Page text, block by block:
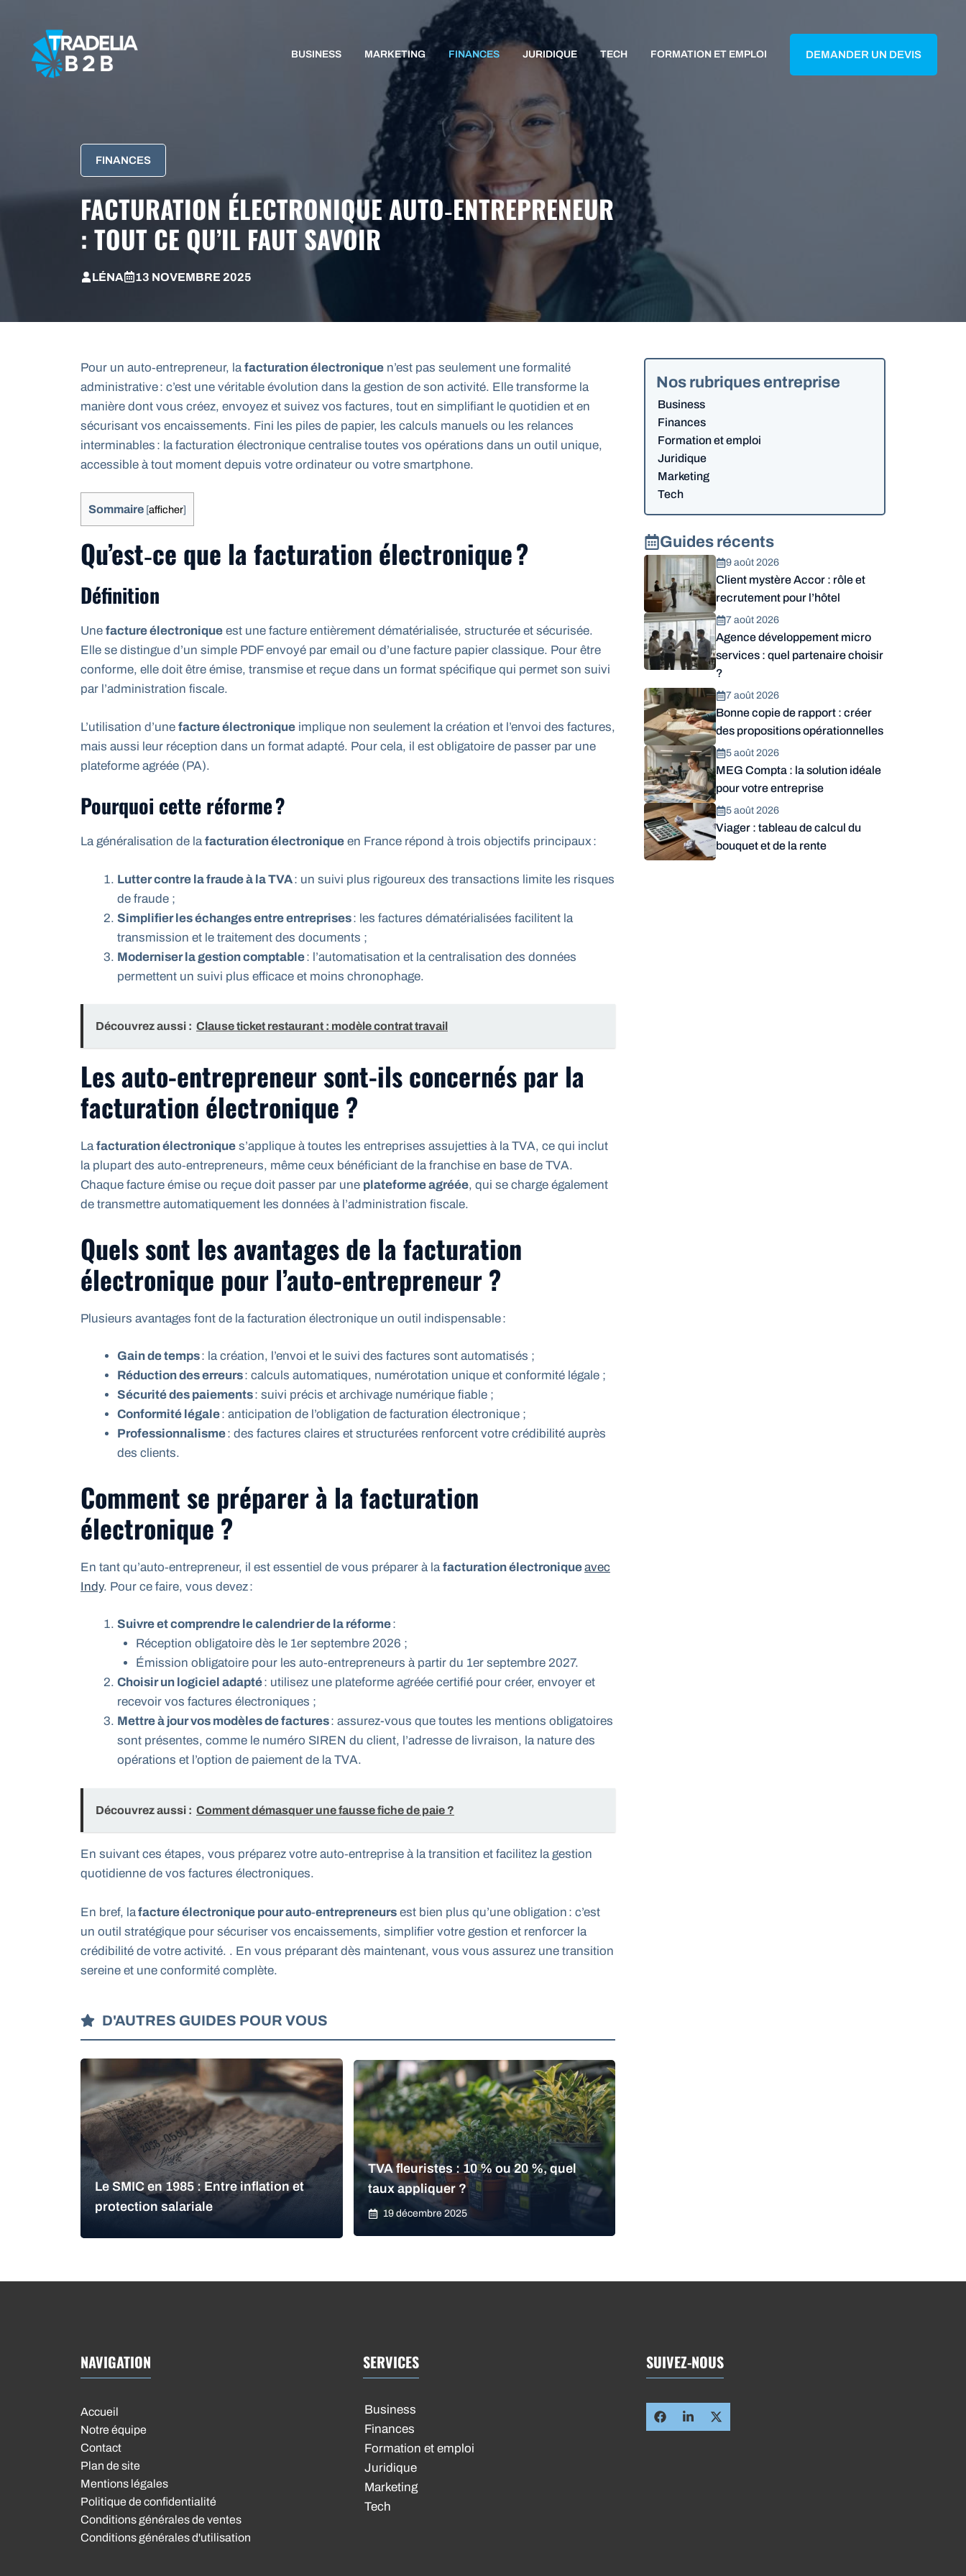
contenu
BUSINESS MARKETING FINANCES JURIDIQUE TECH FORMATION ET EMPLOI DEMANDER UN DEVIS
FINANCES
FACTURATION ÉLECTRONIQUE AUTO‑ENTREPRENEUR
: TOUT CE QU’IL FAUT SAVOIR
LÉNA 13 NOVEMBRE 2025
Pour un auto‑entrepreneur, la facturation électronique n’est pas seulement une formalité
administrative : c’est une véritable évolution dans la gestion de son activité. Elle transforme la
manière dont vous créez, envoyez et suivez vos factures, tout en simplifiant le quotidien et en
sécurisant vos encaissements. Fini les piles de papier, les calculs manuels ou les relances
interminables : la facturation électronique centralise toutes vos opérations dans un outil unique,
accessible à tout moment depuis votre ordinateur ou votre smartphone.
Sommaire [afficher]
Qu’est‑ce que la facturation électronique ?
Définition
Une facture électronique est une facture entièrement dématérialisée, structurée et sécurisée.
Elle se distingue d’un simple PDF envoyé par email ou d’une facture papier classique. Pour être
conforme, elle doit être émise, transmise et reçue dans un format spécifique qui permet son suivi
par l’administration fiscale.
L’utilisation d’une facture électronique implique non seulement la création et l’envoi des factures,
mais aussi leur réception dans un format adapté. Pour cela, il est obligatoire de passer par une
plateforme agréée (PA).
Pourquoi cette réforme ?
La généralisation de lafacturation électronique en France répond à trois objectifs principaux :
Lutter contre la fraude à la TVA: un suivi plus rigoureux des transactions limite les risques
de fraude ;
Simplifier les échanges entre entreprises: les factures dématérialisées facilitent la
transmission et le traitement des documents ;
Moderniser la gestion comptable: l’automatisation et la centralisation des données
permettent un suivi plus efficace et moins chronophage.
Découvrez aussi : Clause ticket restaurant : modèle contrat travail
Les auto-entrepreneur sont-ils concernés par la
facturation électronique ?
Lafacturation électronique s’applique à toutes les entreprises assujetties à la TVA, ce qui inclut
la plupart des auto‑entrepreneurs, même ceux bénéficiant de la franchise en base de TVA.
Chaque facture émise ou reçue doit passer par une plateforme agréée, qui se charge également
de transmettre automatiquement les données à l’administration fiscale.
Quels sont les avantages de la facturation
électronique pour l’auto-entrepreneur ?
Plusieurs avantages font de la facturation électronique un outil indispensable :
Gain de temps: la création, l’envoi et le suivi des factures sont automatisés ;
Réduction des erreurs: calculs automatiques, numérotation unique et conformité légale ;
Sécurité des paiements: suivi précis et archivage numérique fiable ;
Conformité légale: anticipation de l’obligation de facturation électronique ;
Professionnalisme: des factures claires et structurées renforcent votre crédibilité auprès
des clients.
Comment se préparer à la facturation
électronique ?
En tant qu’auto‑entrepreneur, il est essentiel de vous préparer à la facturation électroniqueavec
Indy. Pour ce faire, vous devez :
Suivre et comprendre le calendrier de la réforme:
Réception obligatoire dès le 1er septembre 2026 ;
Émission obligatoire pour les auto‑entrepreneurs à partir du 1er septembre 2027.
Choisir un logiciel adapté: utilisez une plateforme agréée certifié pour créer, envoyer et
recevoir vos factures électroniques ;
Mettre à jour vos modèles de factures: assurez-vous que toutes les mentions obligatoires
sont présentes, comme le numéro SIREN du client, l’adresse de livraison, la nature des
opérations et l’option de paiement de la TVA.
Découvrez aussi : Comment démasquer une fausse fiche de paie ?
En suivant ces étapes, vous préparez votre auto‑entreprise à la transition et facilitez la gestion
quotidienne de vos factures électroniques.
En bref, la facture électronique pour auto‑entrepreneurs est bien plus qu’une obligation : c’est
un outil stratégique pour sécuriser vos encaissements, simplifier votre gestion et renforcer la
crédibilité de votre activité. . En vous préparant dès maintenant, vous vous assurez une transition
sereine et une conformité complète.
D'AUTRES GUIDES POUR VOUS
Le SMIC en 1985 : Entre inflation et
protection salariale
TVA fleuristes : 10 % ou 20 %, quel
taux appliquer ?
19 décembre 2025
Nos rubriques entreprise
Business
Finances
Formation et emploi
Juridique
Marketing
Tech
Guides récents
9 août 2026
Client mystère Accor : rôle et
recrutement pour l’hôtel
7 août 2026
Agence développement micro
services : quel partenaire choisir
?
7 août 2026
Bonne copie de rapport : créer
des propositions opérationnelles
5 août 2026
MEG Compta : la solution idéale
pour votre entreprise
5 août 2026
Viager : tableau de calcul du
bouquet et de la rente
NAVIGATION
Accueil
Notre équipe
Contact
Plan de site
Mentions légales
Politique de confidentialité
Conditions générales de ventes
Conditions générales d'utilisation
SERVICES
Business
Finances
Formation et emploi
Juridique
Marketing
Tech
SUIVEZ-NOUS